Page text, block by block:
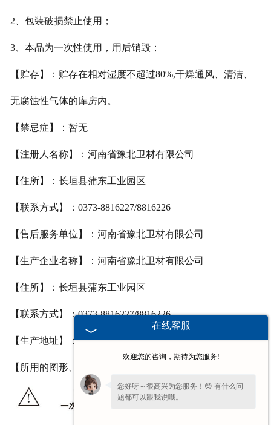
2、包装破损禁止使用；
3、本品为一次性使用，用后销毁；
【贮存】：贮存在相对湿度不超过80%,干燥通风、清洁、
无腐蚀性气体的库房内。
【禁忌症】：暂无
【注册人名称】：河南省豫北卫材有限公司
【住所】：长垣县蒲东工业园区
【联系方式】：0373-8816227/8816226
【售后服务单位】：河南省豫北卫材有限公司
【生产企业名称】：河南省豫北卫材有限公司
【住所】：长垣县蒲东工业园区
【联系方式】：0373-8816227/8816226
【生产地址】：长垣县蒲东工业园区
【所用的图形、符号、缩写等内容】：
在线客服
欢迎您的咨询，期待为您服务!
您好呀～很高兴为您服务！😊 有什么问
题都可以跟我说哦。